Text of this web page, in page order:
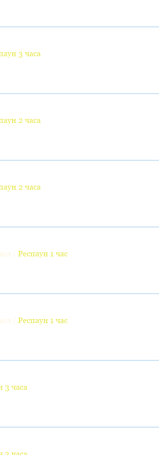
3 часа
2 часа
2 часа
| Респаун 1 час
| Респаун 1 час
3 часа